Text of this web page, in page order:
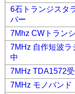
6石トランジス
パー
7Mhz CWトラン
7MHz 自作短波
中
7MHz TDA1572
7MHz モノバン